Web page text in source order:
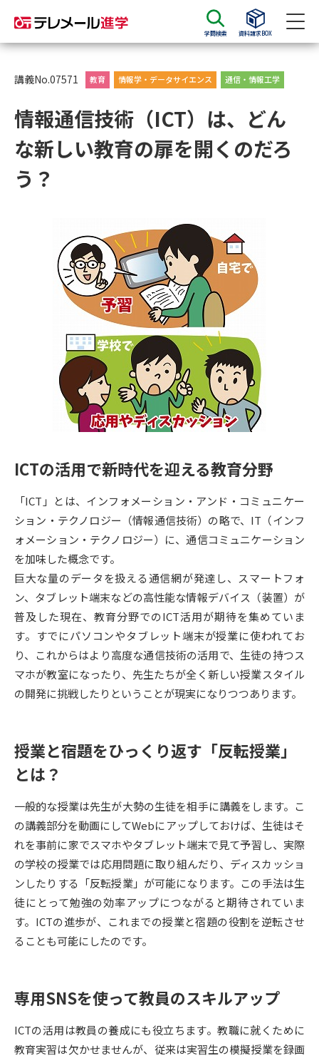
学問検索 資料請求BOX
資料請求 資料検索
大学・短大の資料種類から請求
大学パンフ
大学・短大以外の資料から請求
専門学校の資料請求 大学院の資料請求
留学・進学関連、塾・予備校
大学入学共通テスト「受験案
内」の請求
大学入学共通テスト「受験上の
配慮案内」の請求
高等学校卒業程度認定試験
高等学校（情報）教員資格認定
大学研究 大学検索
大学で学べる内容や特徴を調べる
新増設大学・学部・学科特集
国際・グローバルに強い大学特
集
データサイエンス特集 奨学金・特待生制度特集
新学年スタート号特集ページ
（高3生用）
新学年スタート号特集ページ
（高2生用）
SELFBRAND特集ページ
オープンキャンパスなどを調べる
オープンキャンパス検索 実施プログラムから探す
来場型・Web型イベント特集 夢ナビライブ
併願校選び 受験スケジュールを立てよう
講義No.07571 教育 情報学・データサイエンス 通信・情報工学
情報通信技術（ICT）は、どん
な新しい教育の扉を開くのだろ
う？
ICTの活用で新時代を迎える教育分野
「ICT」とは、インフォメーション・アンド・コミュニケー
ション・テクノロジー（情報通信技術）の略で、IT（インフ
ォメーション・テクノロジー）に、通信コミュニケーション
を加味した概念です。
巨大な量のデータを扱える通信網が発達し、スマートフォ
ン、タブレット端末などの高性能な情報デバイス（装置）が
普及した現在、教育分野でのICT活用が期待を集めていま
す。すでにパソコンやタブレット端末が授業に使われてお
り、これからはより高度な通信技術の活用で、生徒の持つス
マホが教室になったり、先生たちが全く新しい授業スタイル
の開発に挑戦したりということが現実になりつつあります。
授業と宿題をひっくり返す「反転授業」
とは？
一般的な授業は先生が大勢の生徒を相手に講義をします。こ
の講義部分を動画にしてWebにアップしておけば、生徒はそ
れを事前に家でスマホやタブレット端末で見て予習し、実際
の学校の授業では応用問題に取り組んだり、ディスカッショ
ンしたりする「反転授業」が可能になります。この手法は生
徒にとって勉強の効率アップにつながると期待されていま
す。ICTの進歩が、これまでの授業と宿題の役割を逆転させ
ることも可能にしたのです。
専用SNSを使って教員のスキルアップ
ICTの活用は教員の養成にも役立ちます。教職に就くために
教育実習は欠かせませんが、従来は実習生の模擬授業を録画